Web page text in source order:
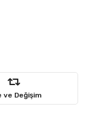
ve Değişim